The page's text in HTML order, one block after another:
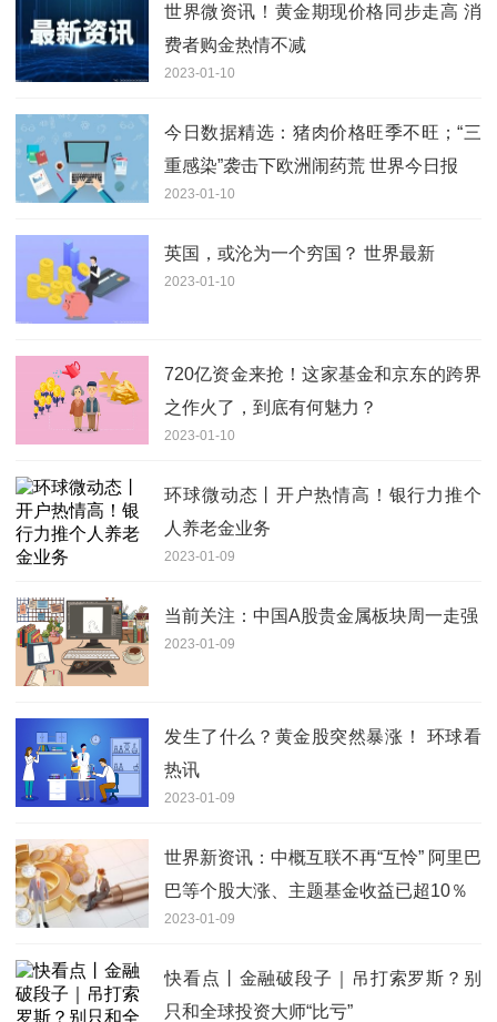
世界微资讯！黄金期现价格同步走高 消
费者购金热情不减
2023-01-10
今日数据精选：猪肉价格旺季不旺；“三
重感染”袭击下欧洲闹药荒 世界今日报
2023-01-10
英国，或沦为一个穷国？ 世界最新
2023-01-10
720亿资金来抢！这家基金和京东的跨界
之作火了，到底有何魅力？
2023-01-10
环球微动态丨开户热情高！银行力推个
人养老金业务
2023-01-09
当前关注：中国A股贵金属板块周一走强
2023-01-09
发生了什么？黄金股突然暴涨！ 环球看
热讯
2023-01-09
世界新资讯：中概互联不再“互怜” 阿里巴
巴等个股大涨、主题基金收益已超10％
2023-01-09
快看点丨金融破段子｜吊打索罗斯？别
只和全球投资大师“比亏”